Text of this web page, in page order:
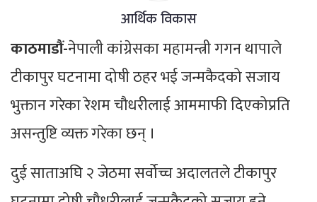
आर्थिक विकास
काठमाडौं-नेपाली कांग्रेसका महामन्त्री गगन थापाले
टीकापुर घटनामा दोषी ठहर भई जन्मकैदको सजाय
भुक्तान गरेका रेशम चौधरीलाई आममाफी दिएकोप्रति
असन्तुष्टि व्यक्त गरेका छन् ।
दुई साताअघि २ जेठमा सर्वोच्च अदालतले टीकापुर